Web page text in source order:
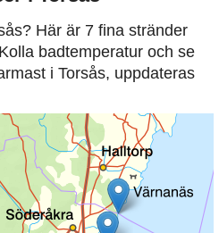
Här är 7 fina stränder
badtemperatur och se
i Torsås, uppdateras